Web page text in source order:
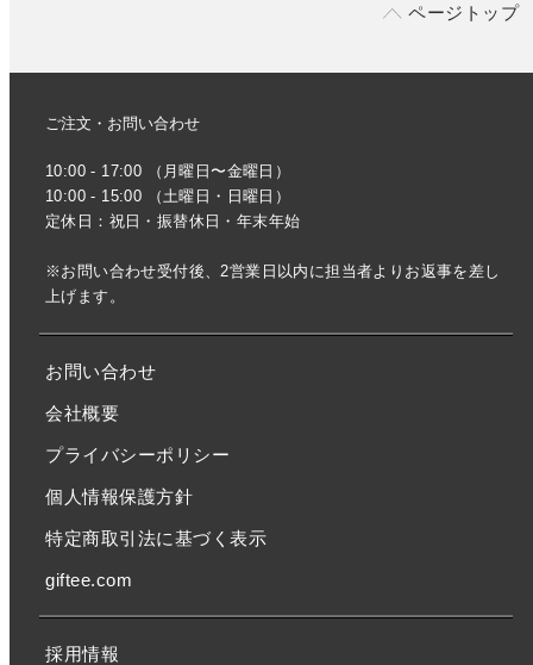
ページトップ
ご注文・お問い合わせ
10:00 - 17:00 （月曜日〜金曜日）
10:00 - 15:00 （土曜日・日曜日）
定休日：祝日・振替休日・年末年始
※お問い合わせ受付後、2営業日以内に担当者よりお返事を差し
上げます。
お問い合わせ
会社概要
プライバシーポリシー
個人情報保護方針
特定商取引法に基づく表示
giftee.com
採用情報